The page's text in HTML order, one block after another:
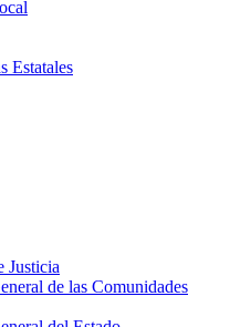
Estatales
Justicia
de las Comunidades